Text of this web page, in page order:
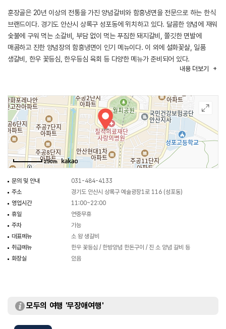
훈장골은 20년 이상의 전통을 가진 양념갈비와 함흥냉면을 전문으로 하는 한식
브랜드이다. 경기도 안산시 상록구 성포동에 위치하고 있다. 달콤한 양념에 재워
숯불에 구워 먹는 소갈비, 부담 없이 먹는 푸짐한 돼지갈비, 쫄깃한 면발에
매콤하고 진한 양념장의 함흥냉면이 인기 메뉴이다. 이 외에 설화꽃살, 일품
생갈비, 한우 꽃등심, 한우등심 육회 등 다양한 메뉴가 준비되어 있다.
내용 더보기
250m
문의 및 안내
031-484-4133
주소
경기도 안산시 상록구 예술광장1로 116 (성포동)
영업시간
11:00~22:00
휴일
연중무휴
주차
가능
대표메뉴
소 왕 생갈비
취급메뉴
한우 꽃등심 / 한방양념 한돈구이 / 진 소 양념 갈비 등
화장실
있음
모두의 여행 '무장애여행'